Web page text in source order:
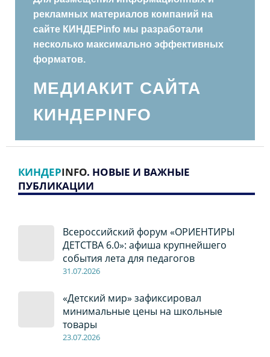
рекламных материалов компаний на
сайте КИНДЕРinfo мы разработали
несколько максимально эффективных
форматов.
МЕДИАКИТ САЙТА
КИНДЕРINFO
КИНДЕРINFO. НОВЫЕ И ВАЖНЫЕ
ПУБЛИКАЦИИ
Всероссийский форум «ОРИЕНТИРЫ
ДЕТСТВА 6.0»: афиша крупнейшего
события лета для педагогов
31.07.2026
«Детский мир» зафиксировал
минимальные цены на школьные
товары
23.07.2026